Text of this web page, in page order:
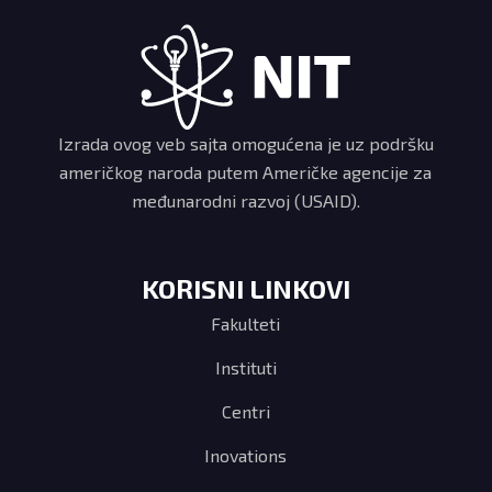
Izrada ovog veb sajta omogućena je uz podršku
američkog naroda putem Američke agencije za
međunarodni razvoj (USAID).
KORISNI LINKOVI
Fakulteti
Instituti
Centri
Inovations